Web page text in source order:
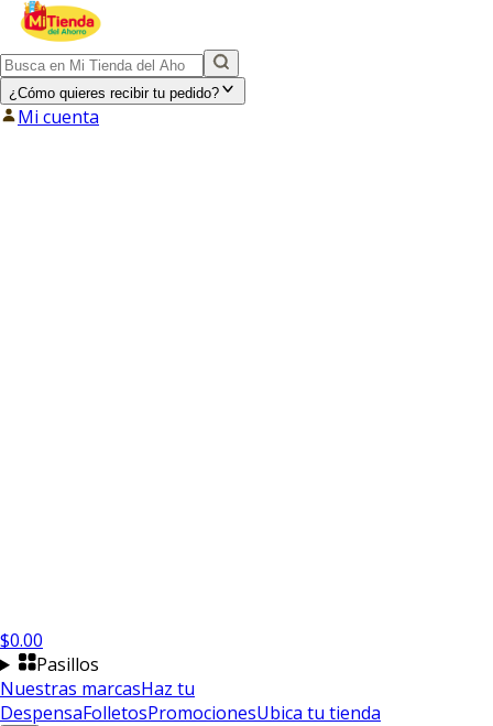
¿Cómo quieres recibir tu pedido?
Mi cuenta
$0.00
Pasillos
Nuestras marcasHaz tu
DespensaFolletosPromocionesUbica tu tienda